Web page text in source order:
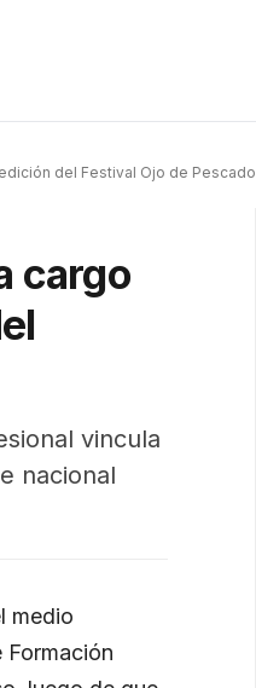
del Festival Ojo de Pescado
cargo
vincula
nacional
medio
Formación